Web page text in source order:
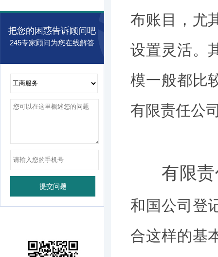
把您的困惑告诉顾问吧
245专家顾问为您在线解答
布账目，尤
设置灵活。
模一般都比
有限责任公
有限
和国公司登
合这样的基